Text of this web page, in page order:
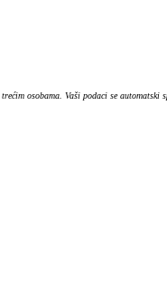
osobama. Vaši podaci se automatski